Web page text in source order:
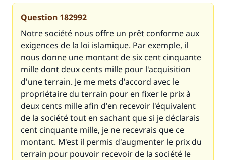
Question 182992
Notre société nous offre un prêt conforme aux
exigences de la loi islamique. Par exemple, il
nous donne une montant de six cent cinquante
mille dont deux cents mille pour l'acquisition
d'une terrain. Je me mets d'accord avec le
propriétaire du terrain pour en fixer le prix à
deux cents mille afin d'en recevoir l'équivalent
de la société tout en sachant que si je déclarais
cent cinquante mille, je ne recevrais que ce
montant. M'est il permis d'augmenter le prix du
terrain pour pouvoir recevoir de la société le